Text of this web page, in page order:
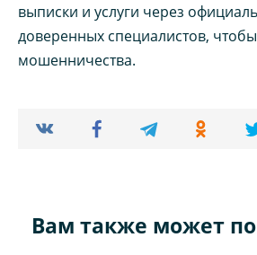
выписки и услуги через
доверенных специалистов,
мошенничества.
Вам также может